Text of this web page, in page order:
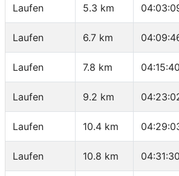
Laufen 5.3 km
Laufen 6.7 km
Laufen 7.8 km 04:15:40
Laufen 9.2 km
Laufen 10.4 km
Laufen 10.8 km 04:31:30